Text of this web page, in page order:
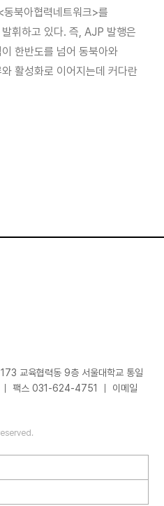
동북아협력네트워크>를
휘하고 있다. 즉, AJP 발행은
한반도를 넘어 동북아와
활성화로 이어지는데 커다란
교육협력동 9층 서울대학교 통일
팩스 031-624-4751 ｜ 이메일